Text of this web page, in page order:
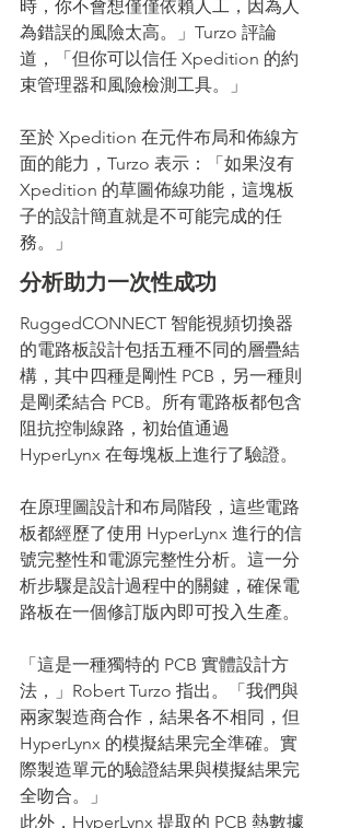
時，你不會想僅僅依賴人工，因為人
為錯誤的風險太高。」Turzo 評論
道，「但你可以信任 Xpedition 的約
束管理器和風險檢測工具。」
至於 Xpedition 在元件布局和佈線方
面的能力，Turzo 表示：「如果沒有
Xpedition 的草圖佈線功能，這塊板
子的設計簡直就是不可能完成的任
務。」
分析助力一次性成功
RuggedCONNECT 智能視頻切換器
的電路板設計包括五種不同的層疊結
構，其中四種是剛性 PCB，另一種則
是剛柔結合 PCB。所有電路板都包含
阻抗控制線路，初始值通過
HyperLynx 在每塊板上進行了驗證。
在原理圖設計和布局階段，這些電路
板都經歷了使用 HyperLynx 進行的信
號完整性和電源完整性分析。這一分
析步驟是設計過程中的關鍵，確保電
路板在一個修訂版內即可投入生產。
「這是一種獨特的 PCB 實體設計方
法，」Robert Turzo 指出。「我們與
兩家製造商合作，結果各不相同，但
HyperLynx 的模擬結果完全準確。實
際製造單元的驗證結果與模擬結果完
全吻合。」
此外，HyperLynx 提取的 PCB 熱數據